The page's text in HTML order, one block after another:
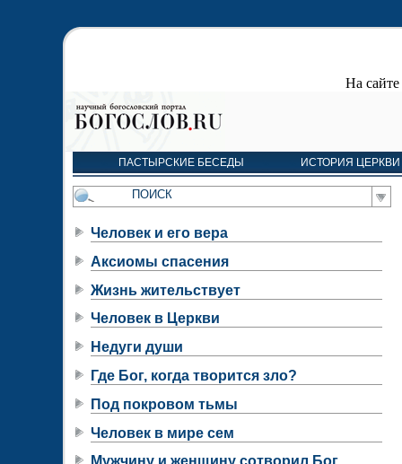
На сайте
ПАСТЫРСКИЕ БЕСЕДЫ ИСТОРИЯ ЦЕРКВИ
Человек и его вера
Аксиомы спасения
Жизнь жительствует
Человек в Церкви
Недуги души
Где Бог, когда творится зло?
Под покровом тьмы
Человек в мире сем